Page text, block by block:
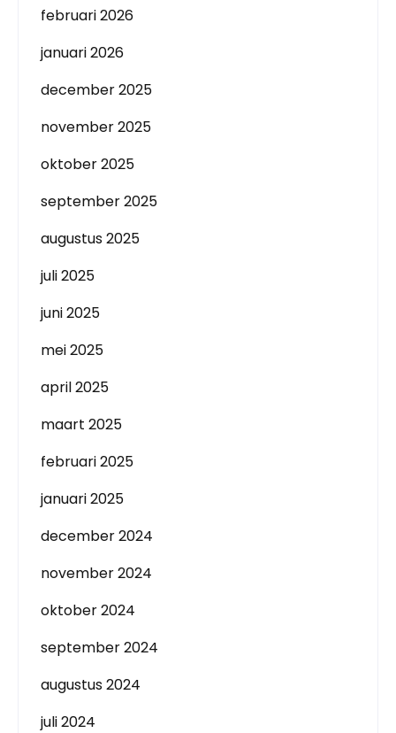
februari 2026
januari 2026
december 2025
november 2025
oktober 2025
september 2025
augustus 2025
juli 2025
juni 2025
mei 2025
april 2025
maart 2025
februari 2025
januari 2025
december 2024
november 2024
oktober 2024
september 2024
augustus 2024
juli 2024